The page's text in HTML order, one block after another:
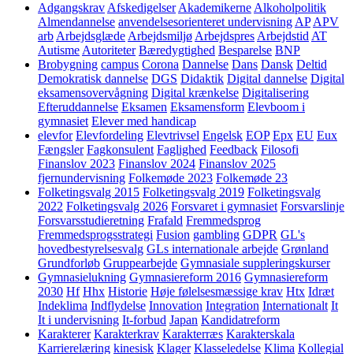
Adgangskrav Afskedigelser Akademikerne Alkoholpolitik
Almendannelse anvendelsesorienteret undervisning AP APV
arb Arbejdsglæde Arbejdsmiljø Arbejdspres Arbejdstid AT
Autisme Autoriteter Bæredygtighed Besparelse BNP
Brobygning campus Corona Dannelse Dans Dansk Deltid
Demokratisk dannelse DGS Didaktik Digital dannelse Digital
eksamensovervågning Digital krænkelse Digitalisering
Efteruddannelse Eksamen Eksamensform Elevboom i
gymnasiet Elever med handicap
elevfor Elevfordeling Elevtrivsel Engelsk EOP Epx EU Eux
Fængsler Fagkonsulent Faglighed Feedback Filosofi
Finanslov 2023 Finanslov 2024 Finanslov 2025
fjernundervisning Folkemøde 2023 Folkemøde 23
Folketingsvalg 2015 Folketingsvalg 2019 Folketingsvalg
2022 Folketingsvalg 2026 Forsvaret i gymnasiet Forsvarslinje
Forsvarsstudieretning Frafald Fremmedsprog
Fremmedsprogsstrategi Fusion gambling GDPR GL's
hovedbestyrelsesvalg GLs internationale arbejde Grønland
Grundforløb Gruppearbejde Gymnasiale suppleringskurser
Gymnasielukning Gymnasiereform 2016 Gymnasiereform
2030 Hf Hhx Historie Høje følelsesmæssige krav Htx Idræt
Indeklima Indflydelse Innovation Integration Internationalt It
It i undervisning It-forbud Japan Kandidatreform
Karakterer Karakterkrav Karakterræs Karakterskala
Karrierelæring kinesisk Klager Klasseledelse Klima Kollegial